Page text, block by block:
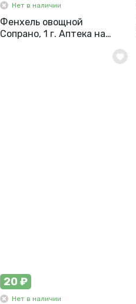
Нет в наличии
Фенхель овощной
Сопрано, 1 г. Аптека на
20 ₽
Нет в наличии